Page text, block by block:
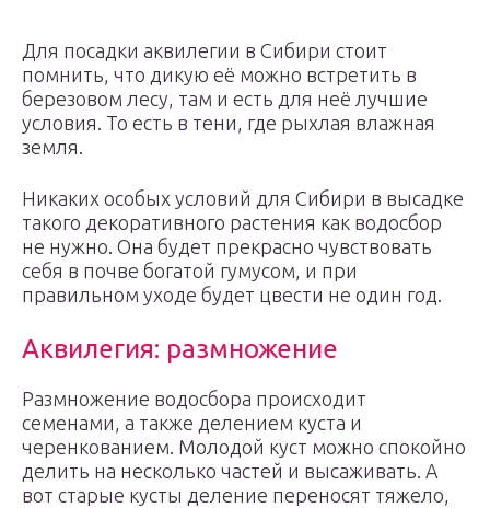
Для посадки аквилегии в Сибири стоит
помнить, что дикую её можно встретить в
березовом лесу, там и есть для неё лучшие
условия. То есть в тени, где рыхлая влажная
земля.
Никаких особых условий для Сибири в высадке
такого декоративного растения как водосбор
не нужно. Она будет прекрасно чувствовать
себя в почве богатой гумусом, и при
правильном уходе будет цвести не один год.
Аквилегия: размножение
Размножение водосбора происходит
семенами, а также делением куста и
черенкованием. Молодой куст можно спокойно
делить на несколько частей и высаживать. А
вот старые кусты деление переносят тяжело,